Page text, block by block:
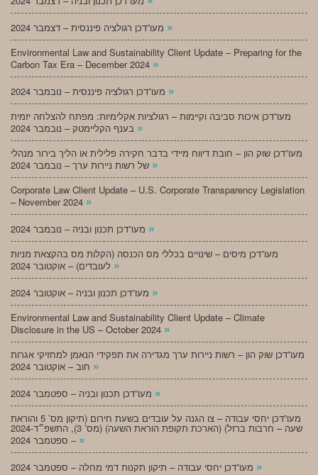
»
Environmental Law and Sustainability Client Update – Preparing for the
Carbon Tax Era – December 2024 »
»
מעו”דכן איכות סביבה וקיימות – רגולציות אקלימיות: מפתח להצלחה יזמית
»
מעו”דכן שוק הון – חובת דיווח מיידי בדבר חקירה פלילית או הליך בירור מנהלי
»
Corporate Law Client Update – U.S. Corporate Transparency Legislation
– November 2024 »
»
מעו”דכן מיסים – שינויים בכללי מס הכנסה (הקלות מס בהקצאת מניות
»
»
Environmental Law and Sustainability Client Update – Climate
Disclosure in the US – October 2024 »
מעו”דכן שוק הון – רשות ניירות ערך מגדירה את תפקידי הנאמן למחזיקי אגרות
»
»
מעו”דכן יחסי עבודה – צו הגנה על עובדים בשעת חירום (תיקון מס’ 5 והוראת
שעה – חרבות ברזל) (הארכת תקופת הוראת השעה) (מס’ 3), התשפ״ד-2024
– ספטמבר 2024 »
»